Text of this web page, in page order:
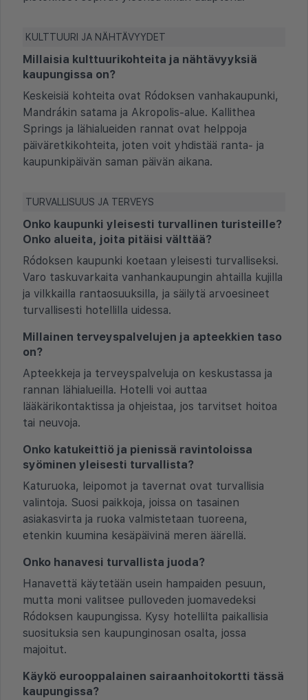
KULTTUURI JA NÄHTÄVYYDET
Millaisia kulttuurikohteita ja nähtävyyksiä
kaupungissa on?
Keskeisiä kohteita ovat Ródoksen vanhakaupunki,
Mandrákin satama ja Akropolis-alue. Kallithea
Springs ja lähialueiden rannat ovat helppoja
päiväretkikohteita, joten voit yhdistää ranta- ja
kaupunkipäivän saman päivän aikana.
TURVALLISUUS JA TERVEYS
Onko kaupunki yleisesti turvallinen turisteille?
Onko alueita, joita pitäisi välttää?
Ródoksen kaupunki koetaan yleisesti turvalliseksi.
Varo taskuvarkaita vanhankaupungin ahtailla kujilla
ja vilkkailla rantaosuuksilla, ja säilytä arvoesineet
turvallisesti hotellilla uidessa.
Millainen terveyspalvelujen ja apteekkien taso
on?
Apteekkeja ja terveyspalveluja on keskustassa ja
rannan lähialueilla. Hotelli voi auttaa
lääkärikontaktissa ja ohjeistaa, jos tarvitset hoitoa
tai neuvoja.
Onko katukeittiö ja pienissä ravintoloissa
syöminen yleisesti turvallista?
Katuruoka, leipomot ja tavernat ovat turvallisia
valintoja. Suosi paikkoja, joissa on tasainen
asiakasvirta ja ruoka valmistetaan tuoreena,
etenkin kuumina kesäpäivinä meren äärellä.
Onko hanavesi turvallista juoda?
Hanavettä käytetään usein hampaiden pesuun,
mutta moni valitsee pulloveden juomavedeksi
Ródoksen kaupungissa. Kysy hotellilta paikallisia
suosituksia sen kaupunginosan osalta, jossa
majoitut.
Käykö eurooppalainen sairaanhoitokortti tässä
kaupungissa?